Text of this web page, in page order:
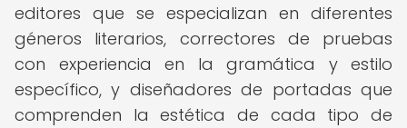
editores que se especializan en diferentes
géneros literarios, correctores de pruebas
con experiencia en la gramática y estilo
específico, y diseñadores de portadas que
comprenden la estética de cada tipo de